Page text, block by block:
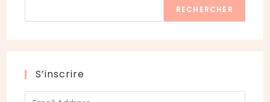
RECHERCHER
S’inscrire